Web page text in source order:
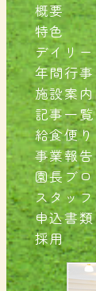
概要
特色
デイリ
年間行事
施設案内
記事一覧
給食便り
事業報告
園長ブ
スタッ
申込書類
採用